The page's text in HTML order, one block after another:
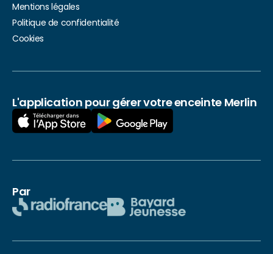
Mentions légales
Politique de confidentialité
Cookies
L'application pour gérer votre enceinte Merlin
Par